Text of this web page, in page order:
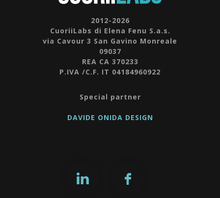
2012-2026
CuoriiLabs di Elena Fenu S.a.s.
via Cavour 3 San Gavino Monreale
09037
REA CA 370233
P.IVA /C.F. IT 04184960922
Special partner
DAVIDE ONIDA DESIGN